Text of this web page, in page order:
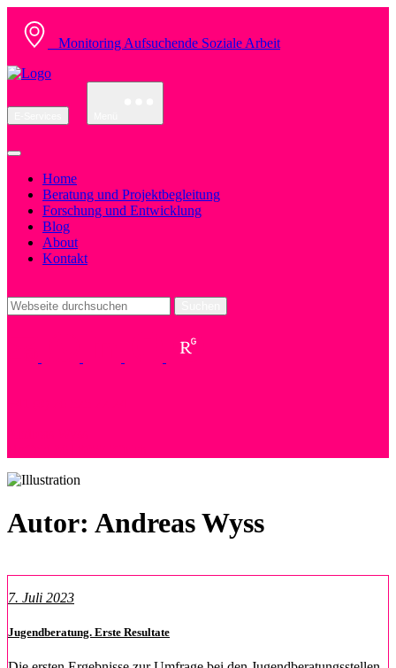
Monitoring Aufsuchende Soziale Arbeit
Home
Beratung und Projektbegleitung
Forschung und Entwicklung
Blog
About
Kontakt
Autor: Andreas Wyss
7. Juli 2023
Jugendberatung. Erste Resultate